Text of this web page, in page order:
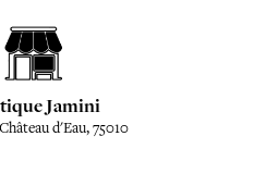
Jamini
d'Eau, 75010